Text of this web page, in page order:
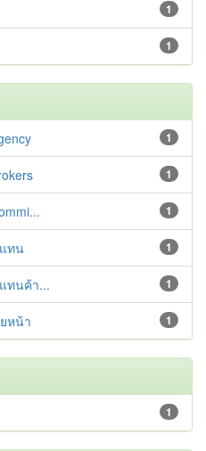
1
1
1
1
1
1
ทน
1
ทนค้า...
1
หน้า
1